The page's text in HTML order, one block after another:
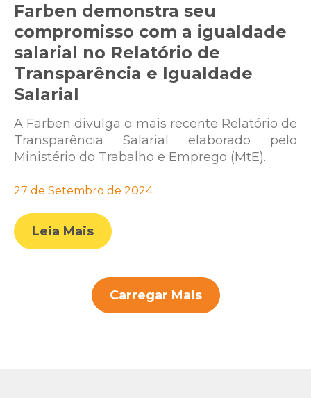
Farben demonstra seu
compromisso com a igualdade
salarial no Relatório de
Transparência e Igualdade
Salarial
A Farben divulga o mais recente Relatório de
Transparência Salarial elaborado pelo
Ministério do Trabalho e Emprego (MtE).
27 de Setembro de 2024
Leia Mais
Carregar Mais